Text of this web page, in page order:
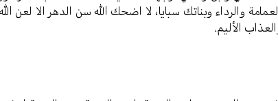
والرداء وبناتك سبايا، لا اضحك الله سن الدهر الا لعن
الأليم.